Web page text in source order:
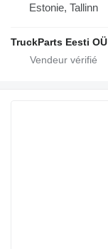
Estonie, Tallinn
TruckParts Eesti OÜ